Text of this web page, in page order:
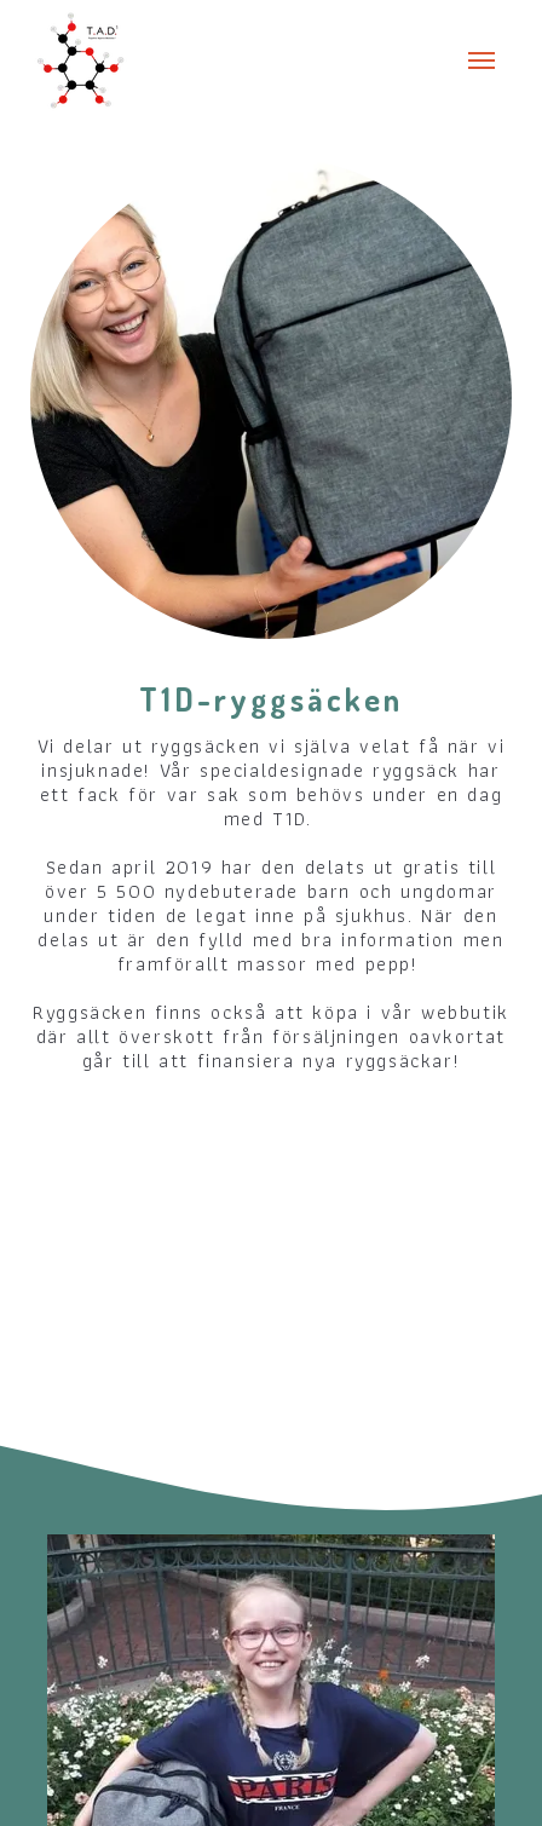
T1D-ryggsäcken
Vi delar ut ryggsäcken vi själva velat få när vi
insjuknade! Vår specialdesignade ryggsäck har
ett fack för var sak som behövs under en dag
med T1D.
Sedan april 2019 har den delats ut gratis till
över 5 500 nydebuterade barn och ungdomar
under tiden de legat inne på sjukhus. När den
delas ut är den fylld med bra information men
framförallt massor med pepp!
Ryggsäcken finns också att köpa i vår webbutik
där allt överskott från försäljningen oavkortat
går till att finansiera nya ryggsäckar!